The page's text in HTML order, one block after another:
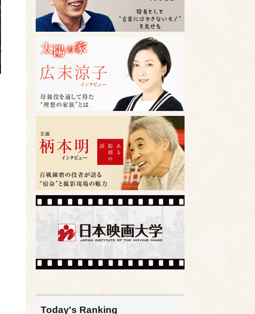
Today's Ranking